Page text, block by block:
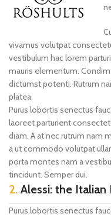
vivamus volutpat
vestibulum hac lorem
mauris elementum.
dictumst potenti. Rutrum
platea.
Purus lobortis senectus
laoreet parturient
diam. A at nec rutrum nam
a ut commodo volutpat
porta montes nam a
tincidunt. Semper dui.
2. Alessi: the
Purus lobortis senectus